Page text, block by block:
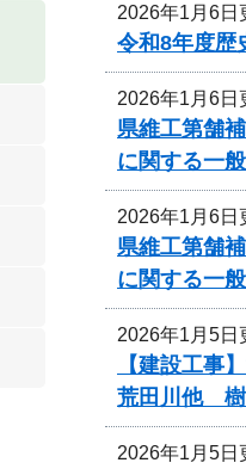
2026年1月6日
令和8年度歴
2026年1月6日
県維工第舗
に関する一
2026年1月6日
県維工第舗
に関する一
2026年1月5日
【建設工事
荒田川他 樹
2026年1月5日